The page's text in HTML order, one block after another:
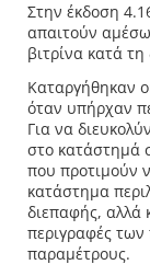
Στην έκδοση
απαιτούν
βιτρίνα κατά
Καταργήθηκαν
όταν υπήρχαν
Για να
στο κατάστημά
που προτιμούν
κατάστημα
διεπαφής, αλλά
περιγραφές των
παραμέτρους.